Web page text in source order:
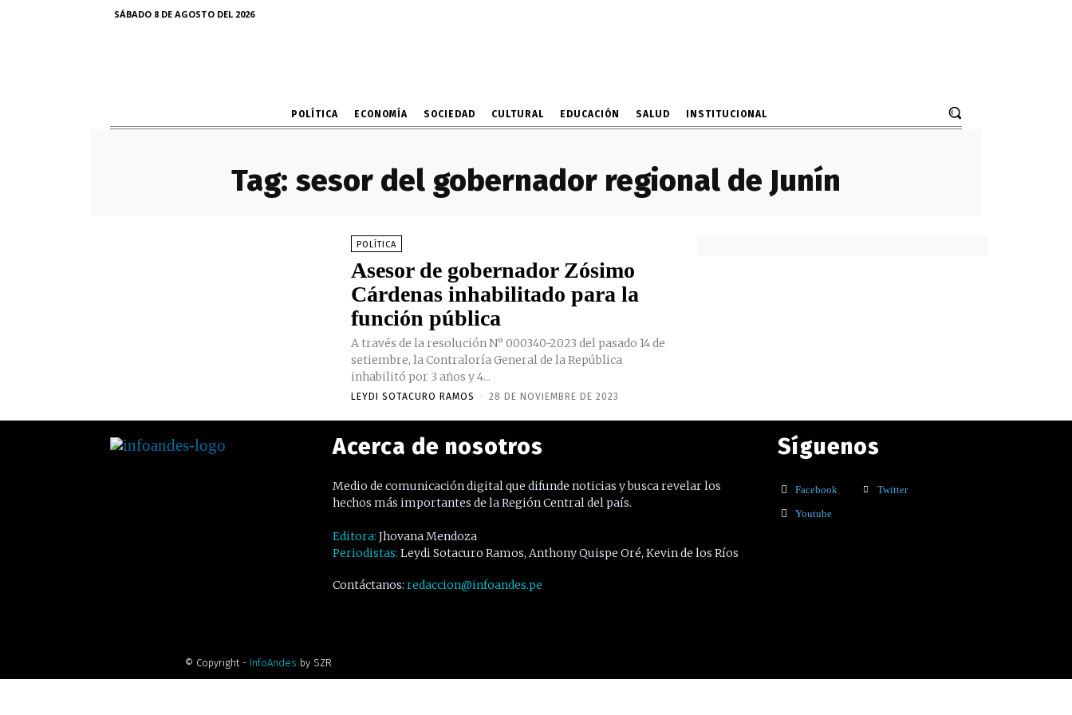
SÁBADO 8 DE AGOSTO DEL 2026
POLÍTICA ECONOMÍA SOCIEDAD CULTURAL EDUCACIÓN SALUD INSTITUCIONAL
Tag: sesor del gobernador regional de Junín
POLÍTICA
Asesor de gobernador Zósimo
Cárdenas inhabilitado para la
función pública
A través de la resolución N° 000340-2023 del pasado 14 de
setiembre, la Contraloría General de la República
inhabilitó por 3 años y 4...
LEYDI SOTACURO RAMOS - 28 DE NOVIEMBRE DE 2023
Acerca de nosotros
Medio de comunicación digital que difunde noticias y busca revelar los
hechos más importantes de la Región Central del país.
Editora: Jhovana Mendoza
Periodistas: Leydi Sotacuro Ramos, Anthony Quispe Oré, Kevin de los Ríos
Contáctanos: redaccion@infoandes.pe
Síguenos
Facebook
Twitter
Youtube
© Copyright - InfoAndes by SZR